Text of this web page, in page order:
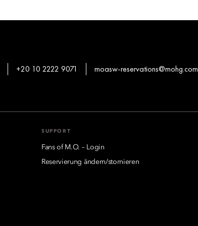
+20 10 2222 9071
moasw-reservations@mohg.com
SUPPORT
Fans of M.O. – Login
Reservierung ändern/stornieren